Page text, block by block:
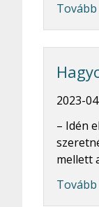
2023-
– Idén
mellett